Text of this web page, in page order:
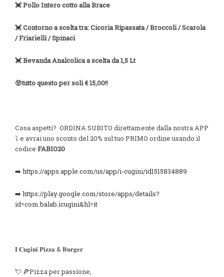
💓 Pollo Intero cotto alla Brace
💓 Contorno a scelta tra: Cicoria Ripassata / Broccoli / Scarola
/ Friarielli / Spinaci
💓 Bevanda Analcolica a scelta da 1,5 Lt
😵tutto questo per soli € 15,00!!
Cosa aspetti? ORDINA SUBITO direttamente dalla nostra APP
⤵️ e avrai uno sconto del 20% sul tuo PRIMO ordine usando il
codice FABIO20
➡️ https://apps.apple.com/us/app/i-cugini/id1515834889
➡️ https://play.google.com/store/apps/details?
id=com.balab.icugini&hl=it
𝐈 𝐂𝐮𝐠𝐢𝐧𝐢 𝐏𝐢𝐳𝐳𝐚 & 𝐁𝐮𝐫𝐠𝐞𝐫
💘 🍕Pizza per passione,